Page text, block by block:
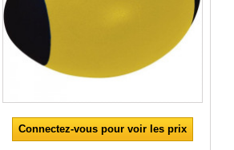
Connectez-vous pour voir les prix